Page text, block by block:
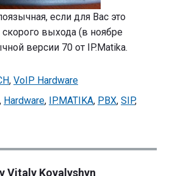
если для Вас это
выхода (в ноябре
версии 70 от IP.Matika.
, VoIP Hardware
, Hardware, IP.MATIKA, PBX, SIP,
Vitaly Kovalyshyn